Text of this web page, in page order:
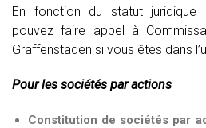
En fonction du statut
pouvez faire appel à
Graffenstaden si vous êtes dans
Pour les sociétés par actions
Constitution de sociétés par